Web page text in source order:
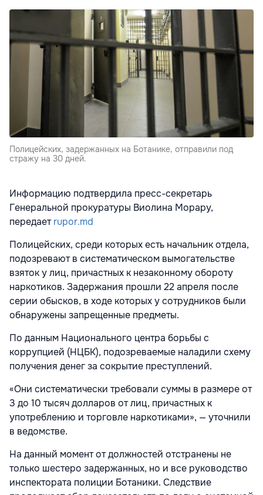
Полицейских, задержанных на Ботанике, отправили под
стражу на 30 дней.
Информацию подтвердила пресс-секретарь
Генеральной прокуратуры Виолина Морару,
передаетrupor.md
Полицейских, среди которых есть начальник отдела,
подозревают в систематическом вымогательстве
взяток у лиц, причастных к незаконному обороту
наркотиков. Задержания прошли 22 апреля после
серии обысков, в ходе которых у сотрудников были
обнаружены запрещенные предметы.
По данным Национального центра борьбы с
коррупцией (НЦБК), подозреваемые наладили схему
получения денег за сокрытие преступлений.
«Они систематически требовали суммы в размере от
3 до 10 тысяч долларов от лиц, причастных к
употреблению и торговле наркотиками», — уточнили
в ведомстве.
На данный момент от должностей отстранены не
только шестеро задержанных, но и все руководство
инспектората полиции Ботаники. Следствие